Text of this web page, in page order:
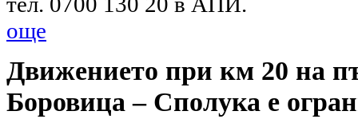
още
Движението при км 20 на
Боровица – Сполука е